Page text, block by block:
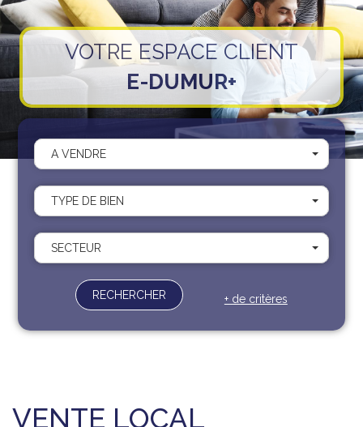
SYNDIC
WEB TV
Actualités
Nous trouver
Recrutement
Contact
Documents
VOTRE ESPACE CLIENT
E-DUMUR+
A VENDRE
TYPE DE BIEN
SECTEUR
RECHERCHER + de critères
VENTE LOCAL